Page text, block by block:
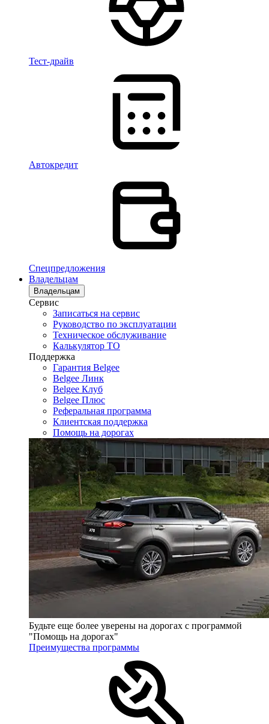
Тест-драйв
Автокредит
Спецпредложения
Владельцам
Владельцам
Сервис
Записаться на сервис
Руководство по эксплуатации
Техническое обслуживание
Калькулятор ТО
Поддержка
Гарантия Belgee
Belgee Линк
Belgee Клуб
Belgee Плюс
Реферальная программа
Клиентская поддержка
Помощь на дорогах
Будьте еще более уверены на дорогах с программой
"Помощь на дорогах"
Преимущества программы